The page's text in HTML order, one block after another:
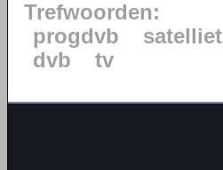
Trefwoorden:
progdvb
satelliet
dvb
tv